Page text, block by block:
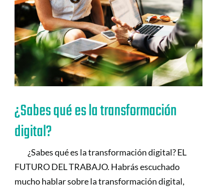
¿Sabes qué es la transformación
digital?
¿Sabes qué es la transformación digital? EL
FUTURO DEL TRABAJO. Habrás escuchado
mucho hablar sobre la transformación digital,